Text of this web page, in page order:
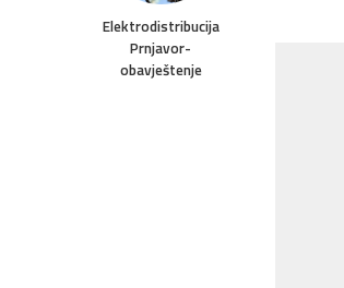
Elektrodistribucija
Prnjavor-
obavještenje